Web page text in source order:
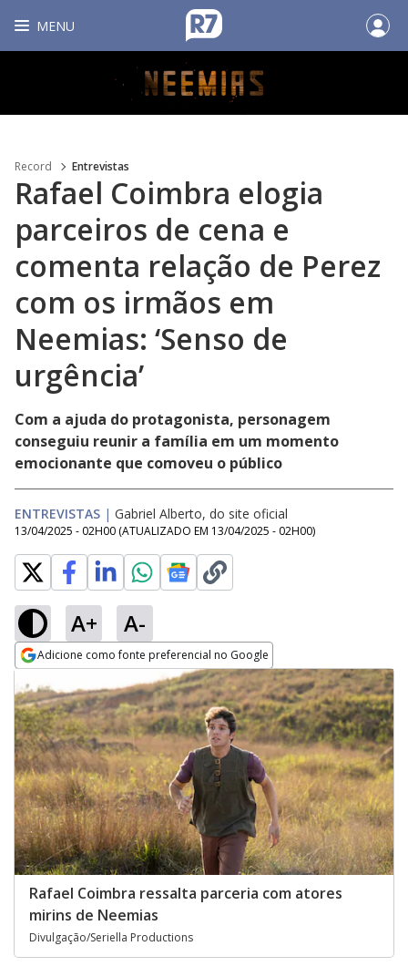
MENU
Record Entrevistas
Rafael Coimbra elogia
parceiros de cena e
comenta relação de Perez
com os irmãos em
Neemias: ‘Senso de
urgência’
Com a ajuda do protagonista, personagem
conseguiu reunir a família em um momento
emocionante que comoveu o público
ENTREVISTAS | Gabriel Alberto, do site oficial
13/04/2025 - 02H00 (ATUALIZADO EM 13/04/2025 - 02H00)
A+ A-
Adicione como fonte preferencial no Google
Opens in new window
Rafael Coimbra ressalta parceria com atores
mirins de Neemias
Divulgação/Seriella Productions